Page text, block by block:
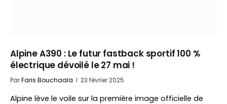
Alpine A390 : Le futur fastback sportif 100 %
électrique dévoilé le 27 mai !
ParFaris Bouchaala 23 février 2025
Alpine lève le voile sur la première image officielle de